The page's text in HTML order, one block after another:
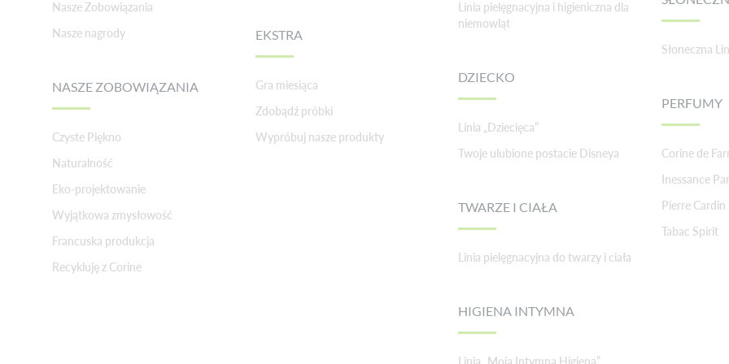
Nasze Zobowiązania
Nasze nagrody
NASZE ZOBOWIĄZANIA
Czyste Piękno
Naturalność
Eko-projektowanie
Wyjątkowa zmysłowość
Francuska produkcja
Recykluję z Corine
EKSTRA
Gra miesiąca
Zdobądź próbki
Wypróbuj nasze produkty
Linia pielęgnacyjna i higieniczna dla
niemowląt
DZIECKO
Linia „Dziecięca”
Twoje ulubione postacie Disneya
TWARZE I CIAŁA
Linia pielęgnacyjna do twarzy i ciała
HIGIENA INTYMNA
Słoneczna
PERFUMY
Corine de
Inessance
Pierre Cardin
Tabac Spirit